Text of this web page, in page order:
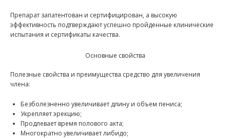
Препарат запатентован и сертифицирован, а высокую
эффективность подтверждают успешно пройденные клинические
испытания и сертификаты качества.
Основные свойства
Полезные свойства и преимущества средство для увеличения
члена:
Безболезненно увеличивает длину и объем пениса;
Укрепляет эрекцию;
Продлевает время полового акта;
Многократно увеличивает либидо;